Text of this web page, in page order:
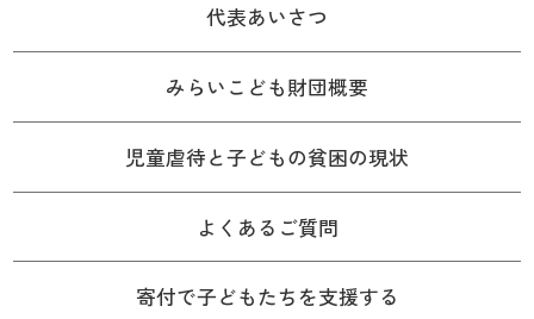
代表あいさつ
みらいこども財団概要
児童虐待と子どもの貧困の現状
よくあるご質問
寄付で子どもたちを支援する